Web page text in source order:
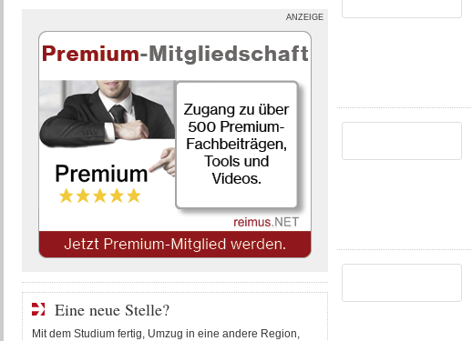
ANZEIGE
Eine neue Stelle?
Mit dem Studium fertig, Umzug in eine andere Region,